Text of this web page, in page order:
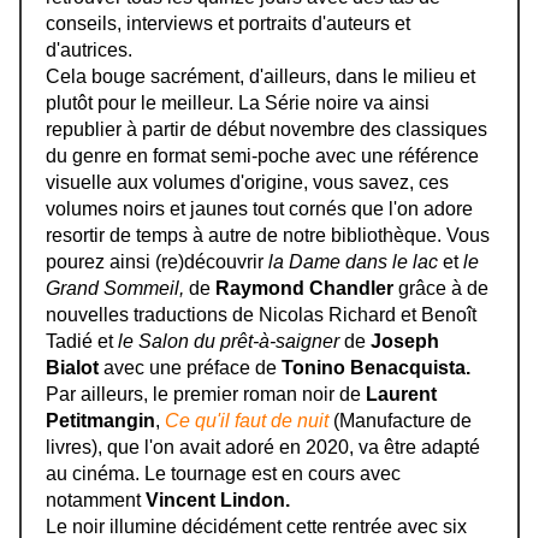
conseils, interviews et portraits d'auteurs et
d'autrices.
Cela bouge sacrément, d'ailleurs, dans le milieu et
plutôt pour le meilleur. La Série noire va ainsi
republier à partir de début novembre des classiques
du genre en format semi-poche avec une référence
visuelle aux volumes d'origine, vous savez, ces
volumes noirs et jaunes tout cornés que l'on adore
resortir de temps à autre de notre bibliothèque. Vous
pourez ainsi (re)découvrir la Dame dans le lac etle
Grand Sommeil, de Raymond Chandler grâce à de
nouvelles traductions de Nicolas Richard et Benoît
Tadié etle Salon du prêt-à-saignerde Joseph
Bialot avec une préface de Tonino Benacquista.
Par ailleurs, le premier roman noir de Laurent
Petitmangin, Ce qu'il faut de nuit(Manufacture de
livres), que l'on avait adoré en 2020, va être adapté
au cinéma. Le tournage est en cours avec
notammentVincent Lindon.
Le noir illumine décidément cette rentrée avec six